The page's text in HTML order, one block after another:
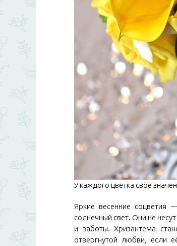
У каждого цветка своё
Яркие весенние
солнечный свет. Они не
и заботы. Хризантема
отвергнутой любви,